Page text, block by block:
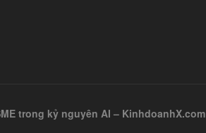
trong kỷ nguyên AI – KinhdoanhX.com